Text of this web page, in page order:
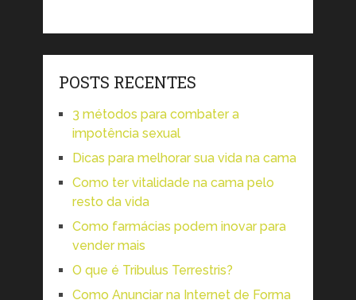
POSTS RECENTES
3 métodos para combater a
impotência sexual
Dicas para melhorar sua vida na cama
Como ter vitalidade na cama pelo
resto da vida
Como farmácias podem inovar para
vender mais
O que é Tribulus Terrestris?
Como Anunciar na Internet de Forma